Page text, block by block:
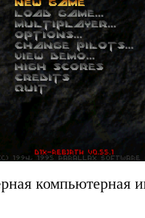
компьютерная